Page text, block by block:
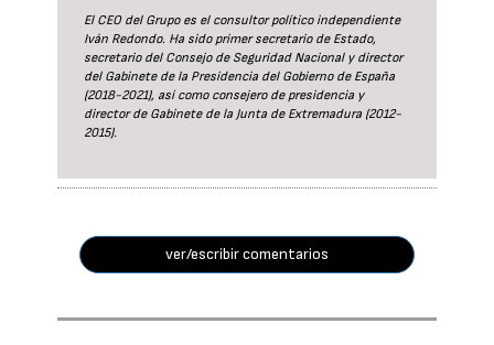
El CEO del Grupo es el consultor político independiente
Iván Redondo. Ha sido primer secretario de Estado,
secretario del Consejo de Seguridad Nacional y director
del Gabinete de la Presidencia del Gobierno de España
(2018-2021), así como consejero de presidencia y
director de Gabinete de la Junta de Extremadura (2012-
2015).
ver/escribir comentarios